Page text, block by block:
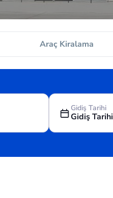
Araç Kiralama
Gidiş Tarihi
Gidiş Tarihi